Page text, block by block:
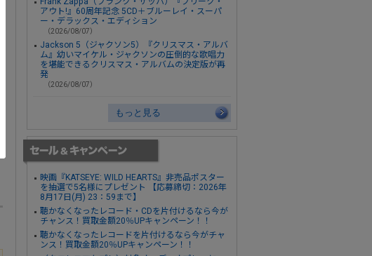
アウト!』60周年記念 5CD＋ブルーレイ・スーパ
ー・デラックス・エディション
（2026/08/07）
Jackson 5（ジャクソン5）『クリスマス・アルバ
ム』幼いマイケル・ジャクソンの圧倒的な歌唱力
を堪能できるクリスマス・アルバムの決定版が再
発
（2026/08/07）
もっと見る
映画『KATSEYE: WILD HEARTS』非売品ポスター
を抽選で5名様にプレゼント 【応募締切：2026年
8月17日(月) 23：59まで】
聴かなくなったレコード・CDを片付けるなら今が
チャンス！買取金額20％UPキャンペーン！！
聴かなくなったレコードを片付けるなら今がチャ
ンス！買取金額20％UPキャンペーン！！